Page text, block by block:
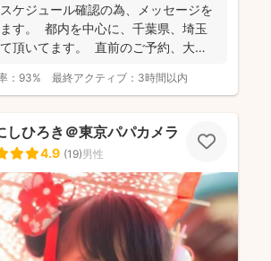
ケジュール確認の為、 メッセージを
す。 都内を中心に、千葉県、埼玉
頂いてます。 直前のご予約、大歓
： 93% 最終アクティブ： 3時間以内
しひろき＠東京パパカメラ
4.9 (19)男性